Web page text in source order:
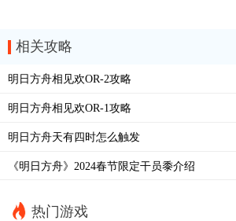
相关攻略
明日方舟相见欢OR-2攻略
明日方舟相见欢OR-1攻略
明日方舟天有四时怎么触发
《明日方舟》2024春节限定干员黍介绍
热门游戏